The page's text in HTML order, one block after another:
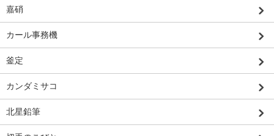
嘉硝
カール事務機
釜定
カンダミサコ
北星鉛筆